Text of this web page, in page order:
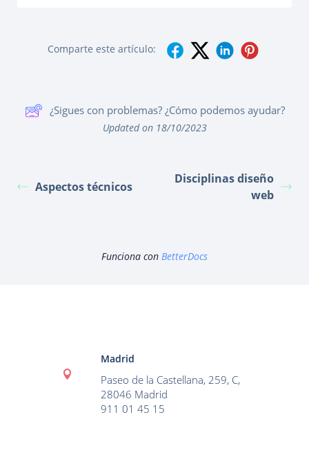
Comparte este artículo:
¿Sigues con problemas? ¿Cómo podemos ayudar?
Updated on 18/10/2023
Aspectos técnicos
Disciplinas diseño
web
Funciona con BetterDocs

Madrid
Paseo de la Castellana, 259, C,
28046 Madrid
911 01 45 15